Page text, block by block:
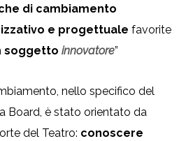
di cambiamento
e progettuale favorite
soggetto innovatore”
nello specifico del
Board, è stato orientato da
del Teatro: conoscere